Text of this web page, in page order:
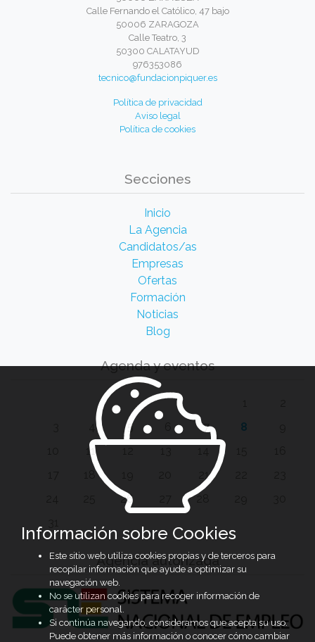
Calle Fernando el Católico, 47 bajo
50006 ZARAGOZA
Calle Teatro, 3
50300 CALATAYUD
976353086
tecnico@fundacionpiquer.es
Política de privacidad
Aviso legal
Política de cookies
Secciones
Inicio
La Agencia
Candidatos/as
Empresas
Ofertas
Formación
Noticias
Blog
Agenda y eventos
5 7 8
11
21
26 28
Agencia autorizada
Información sobre Cookies
Este sitio web utiliza cookies propias y de terceros para
recopilar información que ayude a optimizar su
navegación web.
No se utilizan cookies para recoger información de
carácter personal.
Si continúa navegando, consideramos que acepta su uso.
Puede obtener más información o conocer cómo cambiar